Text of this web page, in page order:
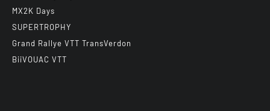
MX2K Days
SUPERTROPHY
Grand Rallye VTT TransVerdon
BiiVOUAC VTT